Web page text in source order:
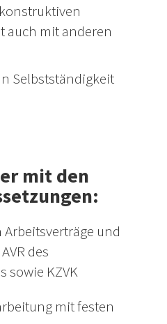
auch mit anderen
Selbstständigkeit
mit den
und
des
sowie KZVK
mit festen